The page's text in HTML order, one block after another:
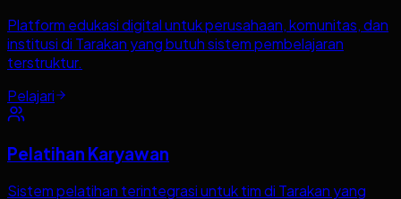
Platform edukasi digital untuk perusahaan, komunitas, dan
institusi di Tarakan yang butuh sistem pembelajaran
terstruktur.
Pelajari
Pelatihan Karyawan
Sistem pelatihan terintegrasi untuk tim di Tarakan yang